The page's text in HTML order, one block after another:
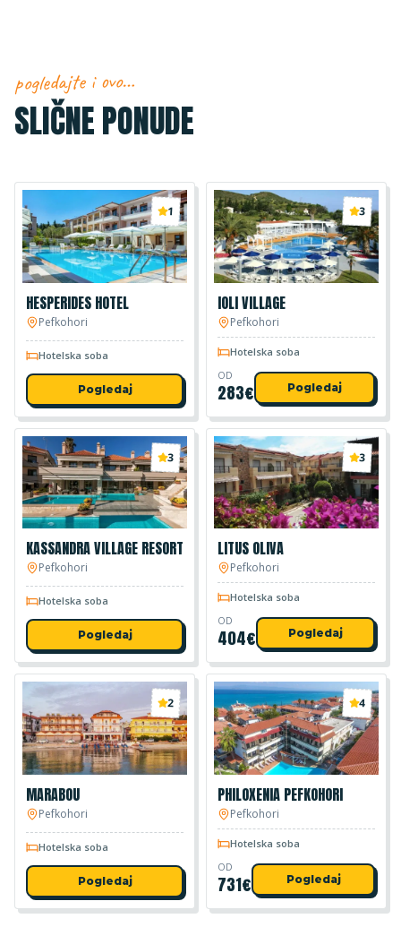
pogledajte i ovo…
SLIČNE PONUDE
1
HESPERIDES HOTEL
Pefkohori
Hotelska soba
Pogledaj
3
IOLI VILLAGE
Pefkohori
Hotelska soba
OD
283€ Pogledaj
3
KASSANDRA VILLAGE RESORT
Pefkohori
Hotelska soba
Pogledaj
3
LITUS OLIVA
Pefkohori
Hotelska soba
OD
404€ Pogledaj
2
MARABOU
Pefkohori
Hotelska soba
Pogledaj
4
PHILOXENIA PEFKOHORI
Pefkohori
Hotelska soba
OD
731€ Pogledaj